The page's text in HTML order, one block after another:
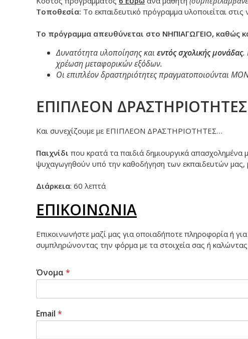
Τοποθεσία: Το εκπαιδευτικό πρόγραμμα υλοποιείται
Το πρόγραμμα απευθύνεται στο ΝΗΠΙΑΓΩΓΕΙΟ, καθώς
Δυνατότητα υλοποίησης και εντός σχολικής μονάδας.
χρέωση μεταφορικών εξόδων.
Οι επιπλέον δραστηριότητες πραγματοποιούνται
ΕΠΙΠΛΕΟΝ ΔΡΑΣΤΗΡΙΟΤΗΤΕΣ
Και συνεχίζουμε με ΕΠΙΠΛΕΟΝ ΔΡΑΣΤΗΡΙΟΤΗΤΕΣ…
Παιχνίδι που κρατά τα παιδιά δημιουργικά
ψυχαγωγηθούν υπό την καθοδήγηση των εκπαιδευτών μας,
Διάρκεια: 60 λεπτά
ΕΠΙΚΟΙΝΩΝΙΑ
Επικοινωνήστε μαζί μας για οποιαδήποτε πληροφορία ή
συμπληρώνοντας την φόρμα με τα στοιχεία σας ή
Όνομα *
Email *